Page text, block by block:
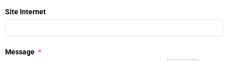
Site Internet
Message